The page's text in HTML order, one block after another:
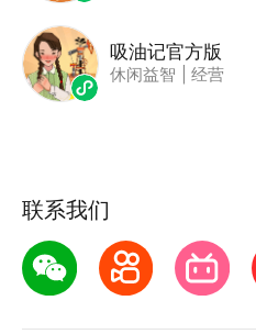
吸油记官方版
休闲益智 经营
联系我们